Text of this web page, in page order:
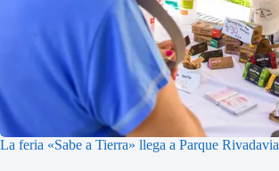
La feria «Sabe a Tierra» llega a Parque Rivadavia